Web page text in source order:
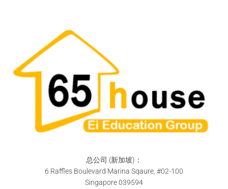
总公司 (新加坡)：
6 Raffles Boulevard Marina Sqaure, #02-100
Singapore 039594